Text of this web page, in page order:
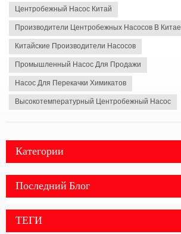
насос долгое время не использо...
Центробежный Насос Китай
Производители Центробежных Насосов В Китае
Китайские Производители Насосов
Промышленный Насос Для Продажи
Насос Для Перекачки Химикатов
Высокотемпературный Центробежный Насос
Категории
Последний Блог
ТЕГИ